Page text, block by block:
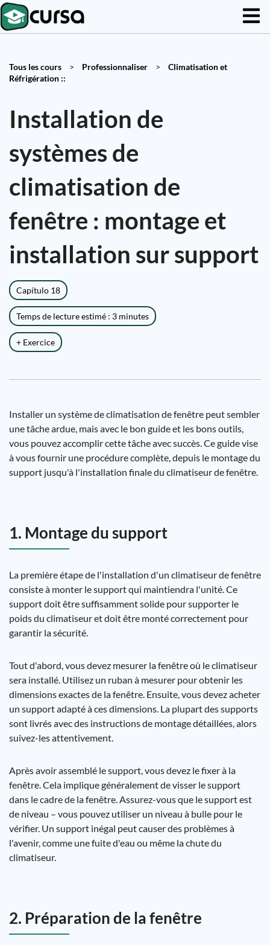
Tous les cours > Professionnaliser >
Climatisation et
Réfrigération ::
Installation de
systèmes de
climatisation de
fenêtre : montage et
installation sur support
Capítulo 18
Temps de lecture estimé : 3 minutes
+ Exercice
Installer un système de climatisation de fenêtre peut sembler
une tâche ardue, mais avec le bon guide et les bons outils,
vous pouvez accomplir cette tâche avec succès. Ce guide vise
à vous fournir une procédure complète, depuis le montage du
support jusqu'à l'installation finale du climatiseur de fenêtre.
1. Montage du support
La première étape de l'installation d'un climatiseur de fenêtre
consiste à monter le support qui maintiendra l'unité. Ce
support doit être suffisamment solide pour supporter le
poids du climatiseur et doit être monté correctement pour
garantir la sécurité.
Tout d'abord, vous devez mesurer la fenêtre où le climatiseur
sera installé. Utilisez un ruban à mesurer pour obtenir les
dimensions exactes de la fenêtre. Ensuite, vous devez acheter
un support adapté à ces dimensions. La plupart des supports
sont livrés avec des instructions de montage détaillées, alors
suivez-les attentivement.
Après avoir assemblé le support, vous devez le fixer à la
fenêtre. Cela implique généralement de visser le support
dans le cadre de la fenêtre. Assurez-vous que le support est
de niveau – vous pouvez utiliser un niveau à bulle pour le
vérifier. Un support inégal peut causer des problèmes à
l'avenir, comme une fuite d'eau ou même la chute du
climatiseur.
2. Préparation de la fenêtre